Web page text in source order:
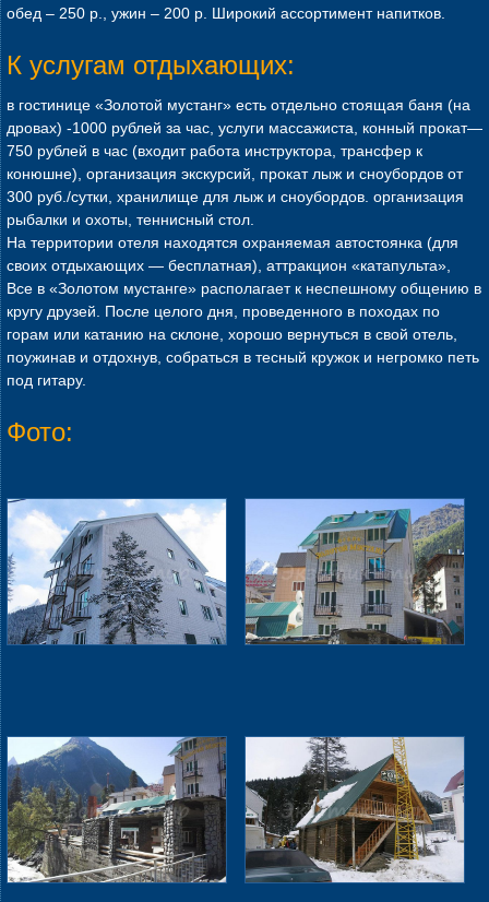
обед – 250 р., ужин – 200 р. Широкий ассортимент напитков.
К услугам отдыхающих:
в гостинице «Золотой мустанг» есть отдельно стоящая баня (на
дровах) -1000 рублей за час, услуги массажиста, конный прокат—
750 рублей в час (входит работа инструктора, трансфер к
конюшне), организация экскурсий, прокат лыж и сноубордов от
300 руб./сутки, хранилище для лыж и сноубордов. организация
рыбалки и охоты, теннисный стол.
На территории отеля находятся охраняемая автостоянка (для
своих отдыхающих — бесплатная), аттракцион «катапульта»,
Все в «Золотом мустанге» располагает к неспешному общению в
кругу друзей. После целого дня, проведенного в походах по
горам или катанию на склоне, хорошо вернуться в свой отель,
поужинав и отдохнув, собраться в тесный кружок и негромко петь
под гитару.
Фото: